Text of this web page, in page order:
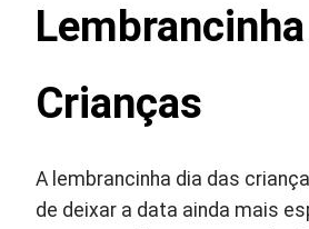
Crianças
A lembrancinha dia das
de deixar a data ainda mais